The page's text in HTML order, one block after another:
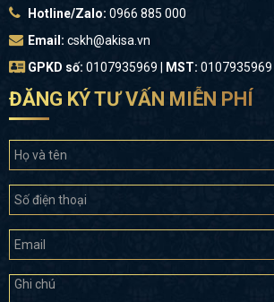
Hotline/Zalo: 0966 885 000
Email: cskh@akisa.vn
GPKD số: 0107935969 | MST: 0107935969
ĐĂNG KÝ TƯ VẤN MIỄN PHÍ